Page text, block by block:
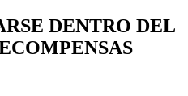
DENTRO DEL